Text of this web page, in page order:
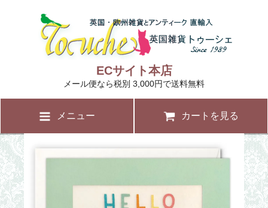
ECサイト本店
メール便なら税別 3,000円で送料無料
メニュー カートを見る